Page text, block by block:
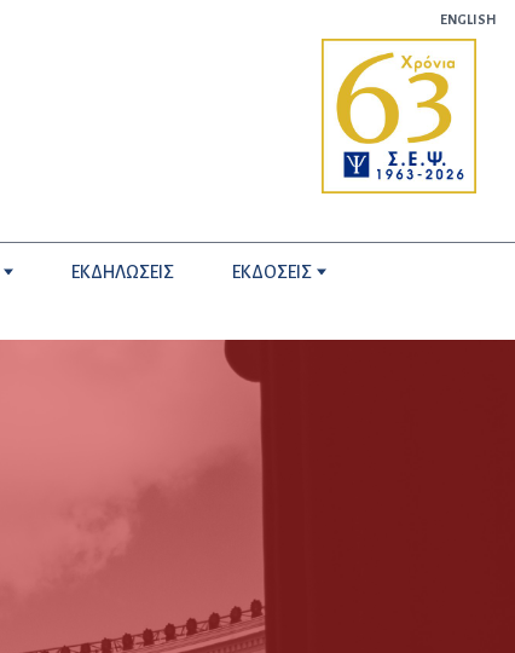
ENGLISH
ΕΚΔΗΛΩΣΕΙΣ ΕΚΔΟΣΕΙΣ